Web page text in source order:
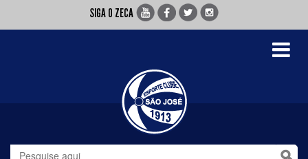
SIGA O ZECA
Toggle